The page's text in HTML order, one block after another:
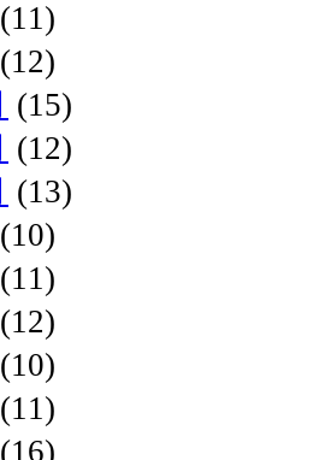
(11)
(12)
(15)
(12)
(13)
(10)
(11)
(12)
(10)
(11)
(16)